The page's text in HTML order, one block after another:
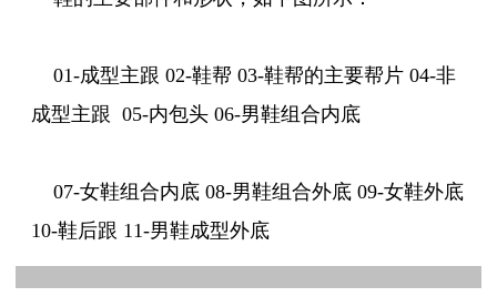
01-成型主跟 02-鞋帮 03-鞋帮的主要帮片 04-非
成型主跟 05-内包头 06-男鞋组合内底
07-女鞋组合内底 08-男鞋组合外底 09-女鞋外底
10-鞋后跟 11-男鞋成型外底